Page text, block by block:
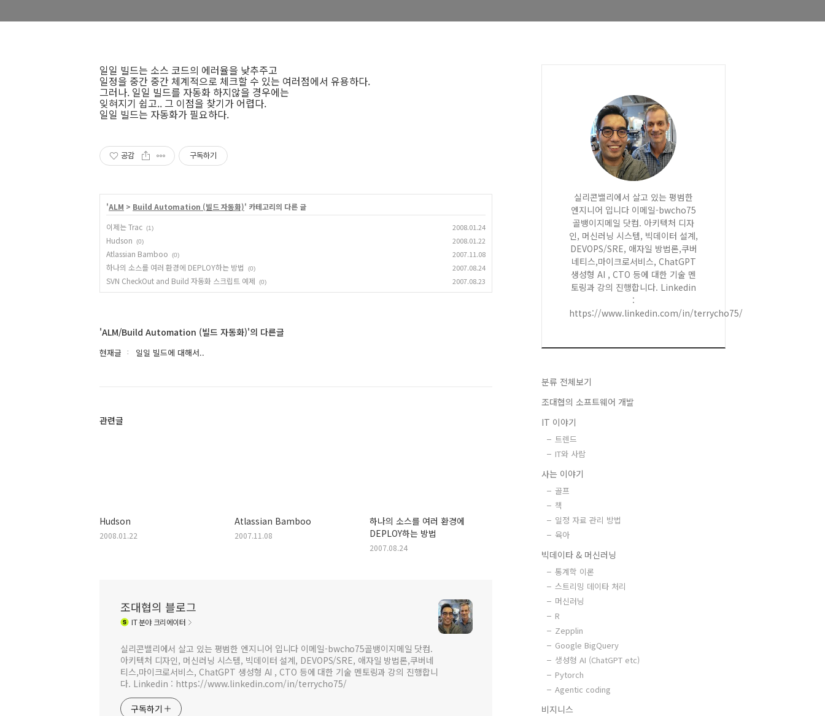
일일 빌드는 소스 코드의 에러율을 낮추주고
일정을 중간 중간 체계적으로 체크할 수 있는 여러점에서 유용하다.
그러나. 일일 빌드를 자동화 하지않을 경우에는
잊혀지기 쉽고.. 그 이점을 찾기가 어렵다.
일일 빌드는 자동화가 필요하다.
공감 구독하기
'ALM > Build Automation (빌드 자동화)' 카테고리의 다른 글
이제는 Trac (1) 2008.01.24
Hudson (0) 2008.01.22
Atlassian Bamboo (0) 2007.11.08
하나의 소스를 여러 환경에 DEPLOY하는 방법 (0) 2007.08.24
SVN CheckOut and Build 자동화 스크립트 예제 (0) 2007.08.23
'ALM/Build Automation (빌드 자동화)'의 다른글
현재글 일일 빌드에 대해서..
관련글
Hudson
2008.01.22
Atlassian Bamboo
2007.11.08
하나의 소스를 여러 환경에
DEPLOY하는 방법
2007.08.24
조대협의 블로그
IT분야 크리에이터
실리콘밸리에서 살고 있는 평범한 엔지니어 입니다 이메일-bwcho75골뱅이지메일 닷컴.
아키텍처 디자인, 머신러닝 시스템, 빅데이터 설계, DEVOPS/SRE, 애자일 방법론,쿠버네
티스,마이크로서비스, ChatGPT 생성형 AI , CTO 등에 대한 기술 멘토링과 강의 진행합니
다. Linkedin : https://www.linkedin.com/in/terrycho75/
구독하기
실리콘밸리에서 살고 있는 평범한
엔지니어 입니다 이메일-bwcho75
골뱅이지메일 닷컴. 아키텍처 디자
인, 머신러닝 시스템, 빅데이터 설계,
DEVOPS/SRE, 애자일 방법론,쿠버
네티스,마이크로서비스, ChatGPT
생성형 AI , CTO 등에 대한 기술 멘
토링과 강의 진행합니다. Linkedin
:
https://www.linkedin.com/in/terrycho75/
분류 전체보기
조대협의 소프트웨어 개발
IT 이야기
트렌드
IT와 사람
사는 이야기
골프
책
일정 자료 관리 방법
육아
빅데이타 & 머신러닝
통계학 이론
스트리밍 데이타 처리
머신러닝
R
Zepplin
Google BigQuery
생성형 AI (ChatGPT etc)
Pytorch
Agentic coding
비지니스